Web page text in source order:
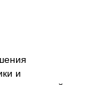
и